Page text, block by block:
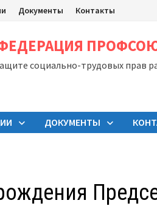
Документы Контакты
социально-трудовых прав
ДОКУМЕНТЫ